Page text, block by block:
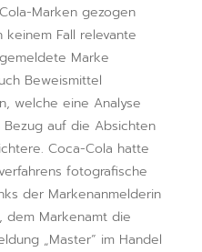
Marken gezogen
Fall relevante
Marke
Beweismittel
welche eine Analyse
auf die Absichten
Coca-Cola hatte
fotografische
der Markenanmelderin
Markenamt die
„Master“ im Handel